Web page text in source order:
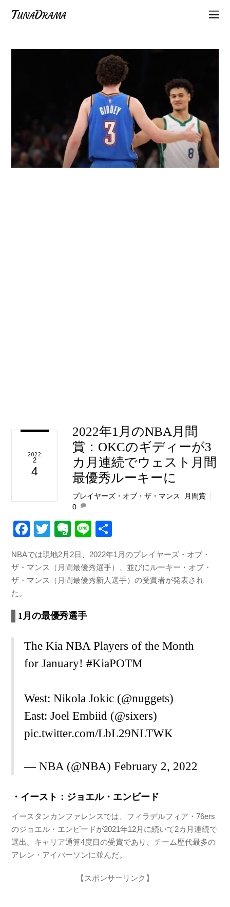
TunaDrama
2022
2
4
2022年1月のNBA月間
賞：OKCのギディーが3
カ月連続でウェスト月間
最優秀ルーキーに
プレイヤーズ・オブ・ザ・マンス
月間賞
0
F
c
e
o
k
T
tt
er
E
er
n
e
Li
e
NBAでは現地2月2日、2022年1月のプレイヤーズ・オブ・
ザ・マンス（月間最優秀選手）、並びにルーキー・オブ・
ザ・マンス（月間最優秀新人選手）の受賞者が発表され
た。
1月の最優秀選手
The Kia NBA Players of the Month
for January! #KiaPOTM
West: Nikola Jokic (@nuggets)
East: Joel Embiid (@sixers)
pic.twitter.com/LbL29NLTWK
— NBA (@NBA) February 2, 2022
・イースト：ジョエル・エンビード
イースタンカンファレンスでは、フィラデルフィア・76ers
のジョエル・エンビードが2021年12月に続いて2カ月連続で
選出。キャリア通算4度目の受賞であり、チーム歴代最多の
アレン・アイバーソンに並んだ。
【スポンサーリンク】